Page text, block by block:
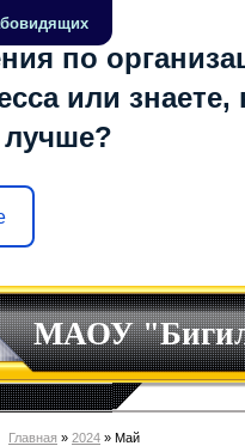
по
или знаете,
лучше?
МАОУ
Главная » 2024 » Май